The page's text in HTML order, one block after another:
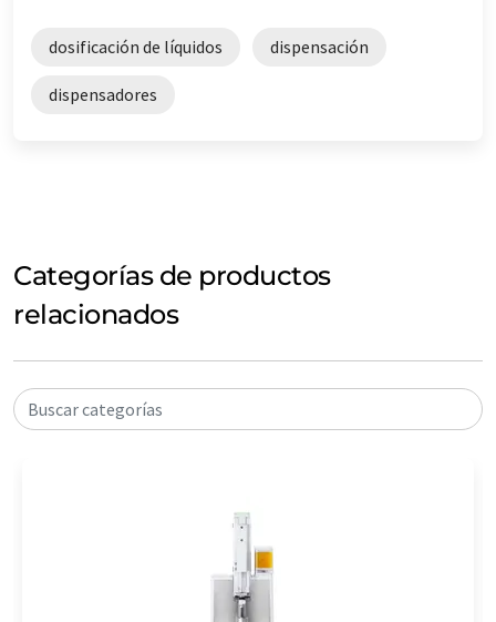
dosificación de líquidos dispensación
dispensadores
Categorías de productos
relacionados
Buscar categorías